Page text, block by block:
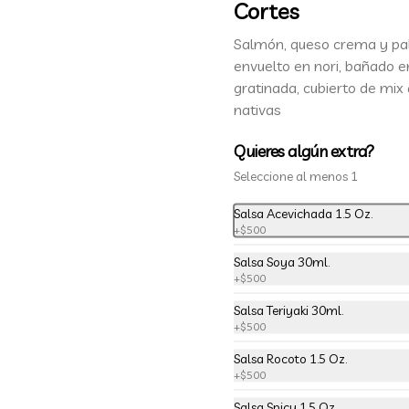
Cortes
Salmón, queso crema y
envuelto en nori, bañado
gratinada, cubierto de mix
nativas
Quieres algún extra?
Seleccione al menos 1
Salsa Acevichada 1.5 Oz.
+$500
Salsa Soya 30ml.
+$500
Salsa Teriyaki 30ml.
+$500
Salsa Rocoto 1.5 Oz.
+$500